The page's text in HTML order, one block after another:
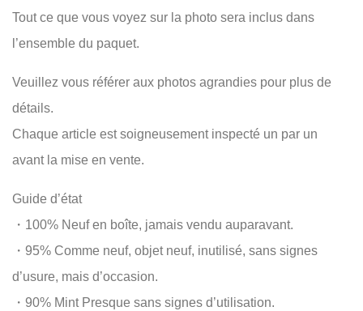
Tout ce que vous voyez sur la photo sera inclus dans
l’ensemble du paquet.
Veuillez vous référer aux photos agrandies pour plus de
détails.
Chaque article est soigneusement inspecté un par un
avant la mise en vente.
Guide d’état
・100% Neuf en boîte, jamais vendu auparavant.
・95% Comme neuf, objet neuf, inutilisé, sans signes
d’usure, mais d’occasion.
・90% Mint Presque sans signes d’utilisation.